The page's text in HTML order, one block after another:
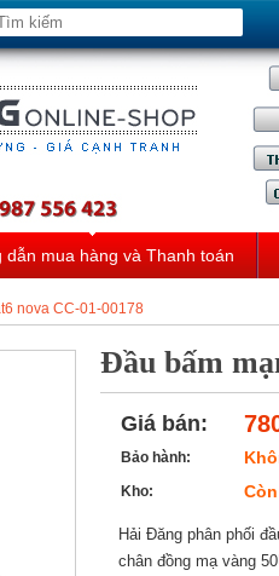
dẫn mua hàng và Thanh toán
nova CC-01-00178
Đầu bấm
Giá bán:
Bảo hành:
Kho:
Hải Đăng phân phối
chân đồng mạ vàng